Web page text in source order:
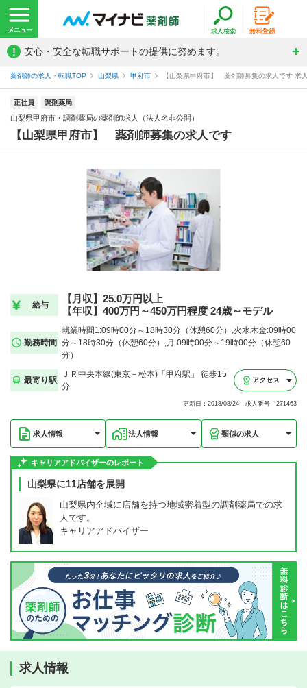
! 安心・安全な転職サポートの提供に努めます。
薬剤師の求人・転職TOP 山梨県 甲府市 【山梨県甲府市】 薬剤師募集の求人です 求
正社員 調剤薬局
山梨県甲府市・調剤薬局の薬剤師求人（法人名非公開）
【山梨県甲府市】 薬剤師募集の求人です
給与
【月収】25.0万円以上
【年収】400万円～450万円程度 24歳～モデル
勤務時間
就業時間1:09時00分～18時30分（休憩60分）,火水木金:09時00
分～18時30分（休憩60分）,月:09時00分～19時00分（休憩60
分）
最寄り駅
ＪＲ中央本線(東京－松本)「甲府駅」 徒歩15
分
アクセス
更新日：2018/08/24 求人番号：271463
求人情報 法人情報 類似の求人
キャリアアドバイザーのレポート
山梨県に11店舗を展開
山梨県内全域に店舗を持つ地域密着型の調剤薬局での求
人です。
キャリアアドバイザー
求人情報